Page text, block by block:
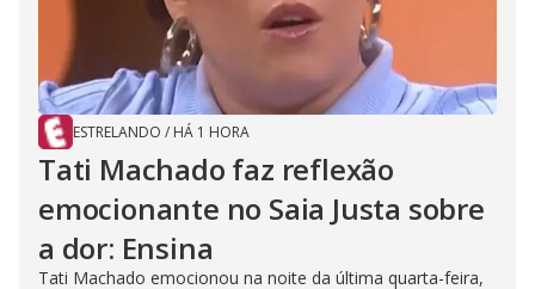
ESTRELANDO / HÁ 1 HORA
Tati Machado faz reflexão
emocionante no Saia Justa sobre
a dor: Ensina
Tati Machado emocionou na noite da última quarta-feira,